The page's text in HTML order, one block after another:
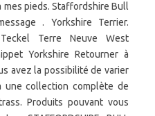
pieds. Staffordshire Bull
. Yorkshire Terrier.
Terre Neuve West
Yorkshire Retourner à
avez la possibilité de varier
une collection complète de
Produits pouvant vous